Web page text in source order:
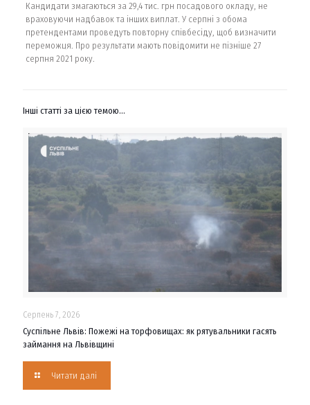
Кандидати змагаються за 29,4 тис. грн посадового окладу, не
враховуючи надбавок та інших виплат. У серпні з обома
претендентами проведуть повторну співбесіду, щоб визначити
переможця. Про результати мають повідомити не пізніше 27
серпня 2021 року.
Інші статті за цією темою...
Серпень 7, 2026
Суспільне Львів: Пожежі на торфовищах: як рятувальники гасять
займання на Львівщині
Читати далі